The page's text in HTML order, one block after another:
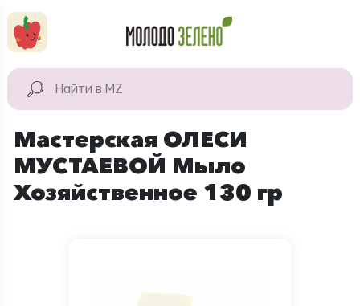
КАТАЛОГ
продукты
Для дома
Мастерская ОЛЕСИ
МУСТАЕВОЙ Мыло
Хозяйственное 130 гр